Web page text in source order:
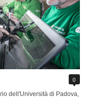
0
dell'Università di Padova,